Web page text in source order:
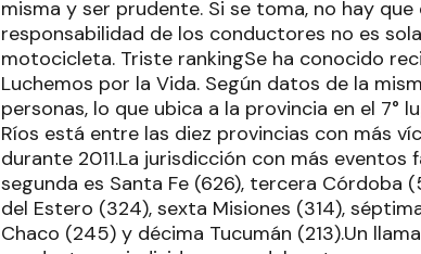
misma y ser prudente. Si se toma, no hay
responsabilidad de los conductores no es
motocicleta. Triste rankingSe ha conocido
Luchemos por la Vida. Según datos de la
personas, lo que ubica a la provincia en el 7°
Ríos está entre las diez provincias con más
durante 2011.La jurisdicción con más
segunda es Santa Fe (626), tercera Córdoba
del Estero (324), sexta Misiones (314),
Chaco (245) y décima Tucumán (213).Un